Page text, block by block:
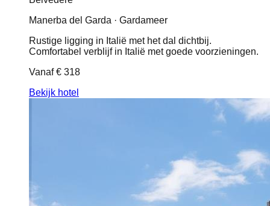
Manerba del Garda · Gardameer
Rustige ligging in Italië met het dal dichtbij.
Comfortabel verblijf in Italië met goede voorzieningen.
Vanaf€ 318
Bekijk hotel